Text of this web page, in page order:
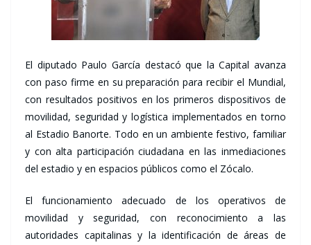
El diputado Paulo García destacó que la Capital avanza
con paso firme en su preparación para recibir el Mundial,
con resultados positivos en los primeros dispositivos de
movilidad, seguridad y logística implementados en torno
al Estadio Banorte. Todo en un ambiente festivo, familiar
y con alta participación ciudadana en las inmediaciones
del estadio y en espacios públicos como el Zócalo.
El funcionamiento adecuado de los operativos de
movilidad y seguridad, con reconocimiento a las
autoridades capitalinas y la identificación de áreas de